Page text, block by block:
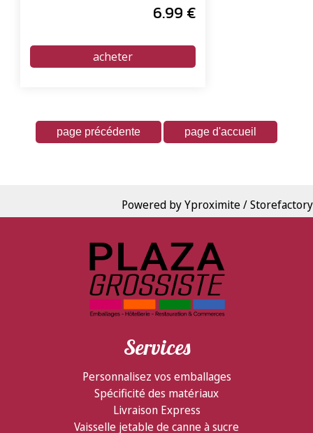
6.99 €
Powered by Yproximite / Storefactory
Services
Personnalisez vos emballages
Spécificité des matériaux
Livraison Express
Vaisselle jetable de canne à sucre